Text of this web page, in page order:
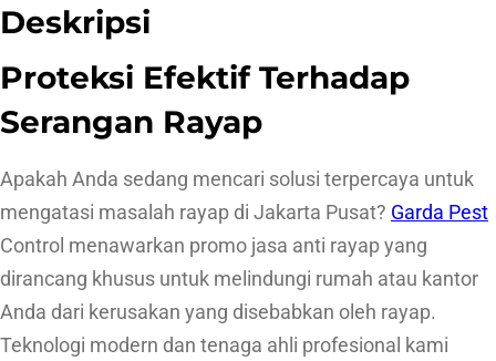
Deskripsi
Proteksi Efektif Terhadap
Serangan Rayap
Apakah Anda sedang mencari solusi terpercaya untuk
mengatasi masalah rayap di Jakarta Pusat? Garda Pest
Control menawarkan promo jasa anti rayap yang
dirancang khusus untuk melindungi rumah atau kantor
Anda dari kerusakan yang disebabkan oleh rayap.
Teknologi modern dan tenaga ahli profesional kami